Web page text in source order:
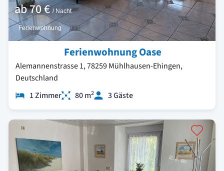
ab70 € / Nacht
Ferienwohnung
Ferienwohnung Oase
Alemannenstrasse 1, 78259 Mühlhausen-Ehingen,
Deutschland
1 Zimmer
80 m2 3 Gäste